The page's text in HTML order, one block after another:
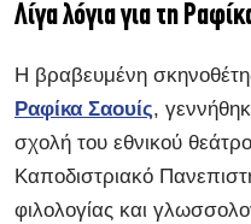
Λίγα λόγια για τη
Η βραβευμένη
Ραφίκα Σαουίς,
σχολή του εθνικού
Καποδιστριακό
φιλολογίας και